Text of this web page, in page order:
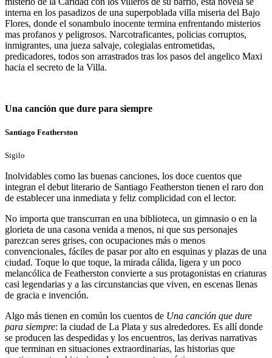
interna en los pasadizos de una superpoblada villa miseria del Bajo
Flores, donde el sonambulo inocente termina enfrentando misterios
mas profanos y peligrosos. Narcotraficantes, policias corruptos,
inmigrantes, una jueza salvaje, colegialas entrometidas,
predicadores, todos son arrastrados tras los pasos del angelico Maxi
hacia el secreto de la Villa.
Una canción que dure para siempre
Santiago Featherston
Sigilo
Inolvidables como las buenas canciones, los doce cuentos que
integran el debut literario de Santiago Featherston tienen el raro don
de establecer una inmediata y feliz complicidad con el lector.
No importa que transcurran en una biblioteca, un gimnasio o en la
glorieta de una casona venida a menos, ni que sus personajes
parezcan seres grises, con ocupaciones más o menos
convencionales, fáciles de pasar por alto en esquinas y plazas de una
ciudad. Toque lo que toque, la mirada cálida, ligera y un poco
melancólica de Featherston convierte a sus protagonistas en criaturas
casi legendarias y a las circunstancias que viven, en escenas llenas
de gracia e invención.
Algo más tienen en común los cuentos de Una canción que dure
para siempre: la ciudad de La Plata y sus alrededores. Es allí donde
se producen las despedidas y los encuentros, las derivas narrativas
que terminan en situaciones extraordinarias, las historias que